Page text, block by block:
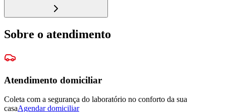
Sobre o atendimento
Atendimento domiciliar
Coleta com a segurança do laboratório no conforto da sua
casaAgendar domiciliar